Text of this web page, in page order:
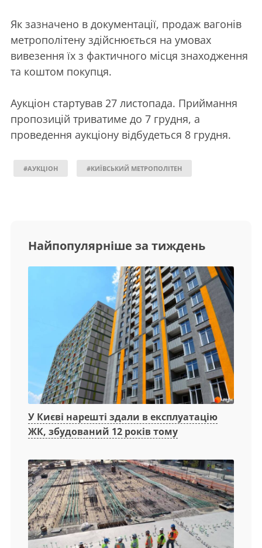
Як зазначено в документації, продаж вагонів
метрополітену здійснюється на умовах
вивезення їх з фактичного місця знаходження
та коштом покупця.
Аукціон стартував 27 листопада. Приймання
пропозицій триватиме до 7 грудня, а
проведення аукціону відбудеться 8 грудня.
#АУКЦІОН #КИЇВСЬКИЙ МЕТРОПОЛІТЕН
Найпопулярніше за тиждень
У Києві нарешті здали в експлуатацію
ЖК, збудований 12 років тому